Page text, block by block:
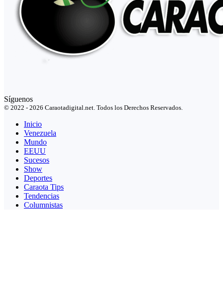
Síguenos
© 2022 - 2026 Caraotadigital.net. Todos los Derechos Reservados.
Inicio
Venezuela
Mundo
EEUU
Sucesos
Show
Deportes
Caraota Tips
Tendencias
Columnistas